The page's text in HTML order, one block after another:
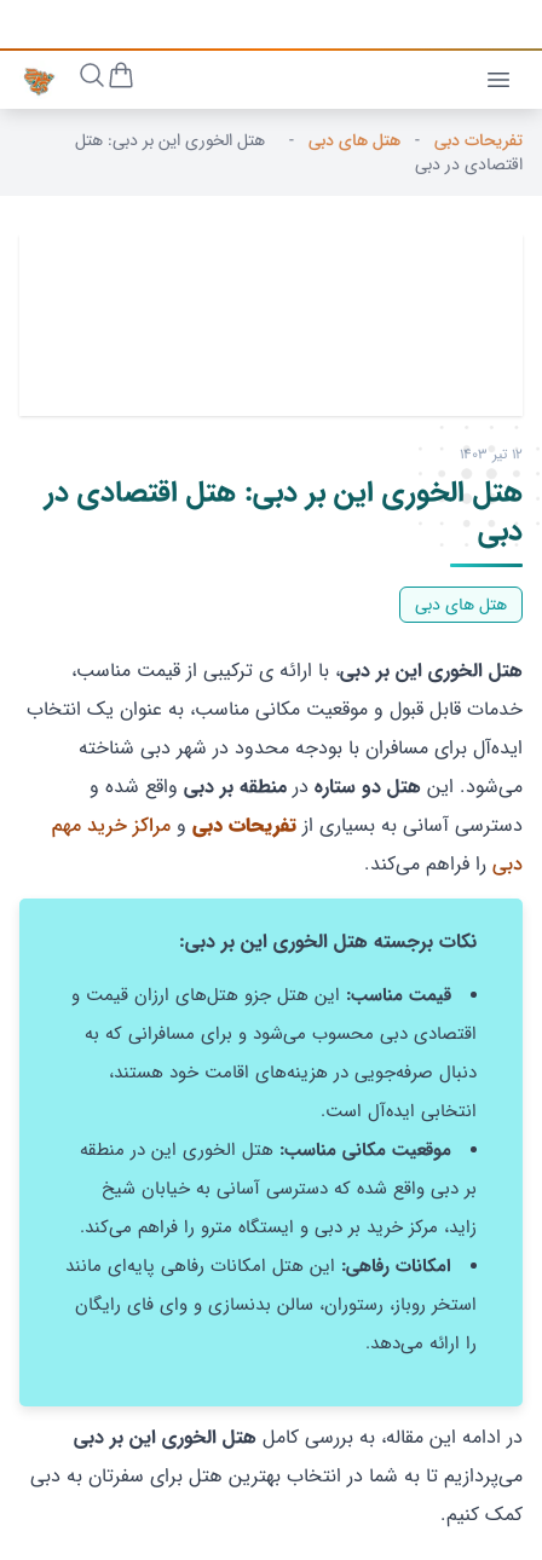
تفریحات دبی - هتل های دبی -
هتل الخوری این بر دبی: هتل
اقتصادی در دبی
12 تیر 1403
هتل الخوری این بر دبی: هتل اقتصادی در
دبی
هتل های دبی
هتل الخوری این بر دبی، با ارائه ی ترکیبی از قیمت مناسب،
خدمات قابل قبول و موقعیت مکانی مناسب، به عنوان یک انتخاب
ایده‌آل برای مسافران با بودجه محدود در شهر دبی شناخته
می‌شود. این هتل دو ستاره در منطقه بر دبی واقع شده و
دسترسی آسانی به بسیاری از تفریحات دبی و مراکز خرید مهم
دبی را فراهم می‌کند.
نکات برجسته هتل الخوری این بر دبی:
قیمت مناسب: این هتل جزو هتل‌های ارزان ‌قیمت و
اقتصادی دبی محسوب می‌شود و برای مسافرانی که به
دنبال صرفه‌جویی در هزینه‌های اقامت خود هستند،
انتخابی ایده‌آل است.
موقعیت مکانی مناسب: هتل الخوری این در منطقه
بر دبی واقع شده که دسترسی آسانی به خیابان شیخ
زاید، مرکز خرید بر دبی و ایستگاه مترو را فراهم می‌کند.
امکانات رفاهی: این هتل امکانات رفاهی پایه‌ای مانند
استخر روباز، رستوران، سالن بدنسازی و وای فای رایگان
را ارائه می‌دهد.
در ادامه این مقاله، به بررسی کامل هتل الخوری این بر دبی
می‌پردازیم تا به شما در انتخاب بهترین هتل برای سفرتان به دبی
کمک کنیم.